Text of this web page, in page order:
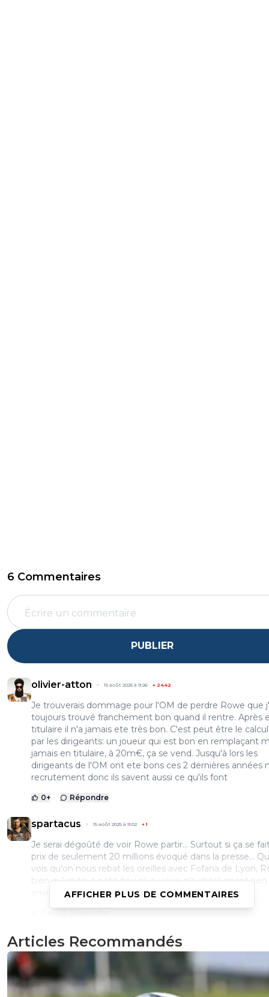
6 Commentaires
PUBLIER
olivier-atton 15 août 2025 à 9:26 + 2442
Je trouverais dommage pour l'OM de perdre Rowe que
toujours trouvé franchement bon quand il rentre. Après
titulaire il n'a jamais ete très bon. C'est peut être le
par les dirigeants: un joueur qui est bon en remplaçant
jamais en titulaire, à 20m€, ça se vend. Jusqu'à lors les
dirigeants de l'OM ont ete bons ces 2 dernières années
recrutement donc ils savent aussi ce qu'ils font
0+ Répondre
spartacus 15 août 2025 à 9:02 +1
Je serai dégoûté de voir Rowe partir... Surtout si ça se
prix de seulement 20 millions évoqué dans la presse...
vois qu'on nous rebat les oreilles avec Fofana de Lyon,
bien qu'un tout petit peu plus vieux, n'a absolument rien
envier. Franchement, j'espère qu'il restera...😓🤞
thibault-ferguitred 15 août 2025 à 9:19
millions mais avec un gros % à la revente...Mais
façon pour moi si il part c'est à cause des ounani
AFFICHER PLUS DE COMMENTAIRES
Articles Recommandés